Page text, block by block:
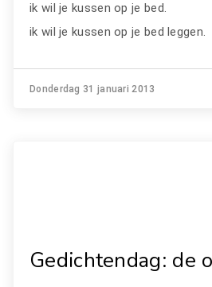
ik wil je kussen op je bed.
ik wil je kussen op je bed leggen.
Donderdag 31 januari 2013
Gedichtendag: de